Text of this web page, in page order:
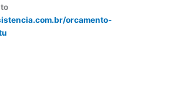
orcamento-